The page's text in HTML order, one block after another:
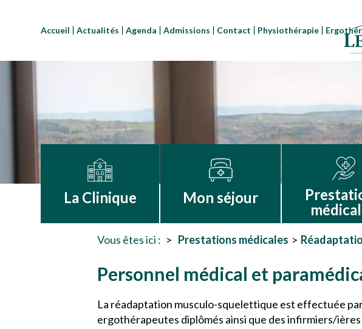
Accueil Actualités Agenda Admissions Contact Physiothérapie
La Clinique Mon séjour
Vous êtes ici : Prestations médicales
Personnel médical et
La réadaptation musculo-squelettique est effectuée
ergothérapeutes diplômés ainsi que des infirmiers/